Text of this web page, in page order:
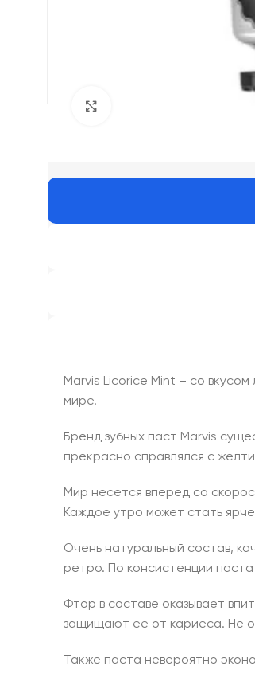
Marvis Licorice Mint – со
мире.
Бренд зубных паст Marvis
прекрасно справлялся с
Мир несется вперед со
Каждое утро может стать
Очень натуральный состав,
ретро. По консистенции
Фтор в составе оказывает
защищают ее от кариеса. Не
Также паста невероятно